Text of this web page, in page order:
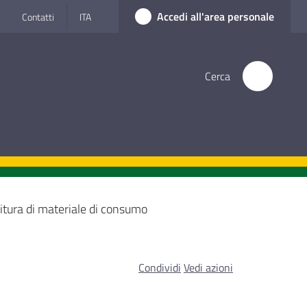
Contatti ITA Accedi all'area personale
Cerca
di materiale di consumo
Condividi Vedi azioni